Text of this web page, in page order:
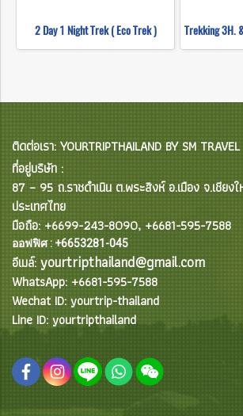
2 Day 1 Night Trek ( Eco Trek )
ติดต่อเรา: YOURTRIPTHAILAND BY SM TRAVEL
ที่อยู่บริษัท :
87 – 95 ถ.ราชดำเนิน ต.พระสิงห์ อ.เมือง จ.เชีย
ประเทศไทย
มือถือ: +6699-243-8090, +6681-595-7588
ออฟฟิศ : +6653281-045
อีเมล์: yourtripthailand@gmail.com
WhatsApp: +6681-595-7588
Wechat ID: yourtrip-thailand
Line ID: yourtripthailand